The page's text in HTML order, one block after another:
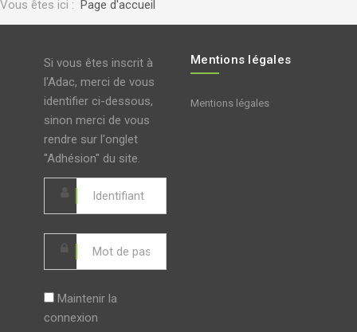
Vous êtes ici : Page d'accueil
Si vous êtes inscrit à
l'Adac, merci de vous
identifier ci-dessous,
sinon merci de vous
rendre sur l'onglet
"Adhésion" du site.
Maintenir la
connexion
Mentions légales
Mentions légales